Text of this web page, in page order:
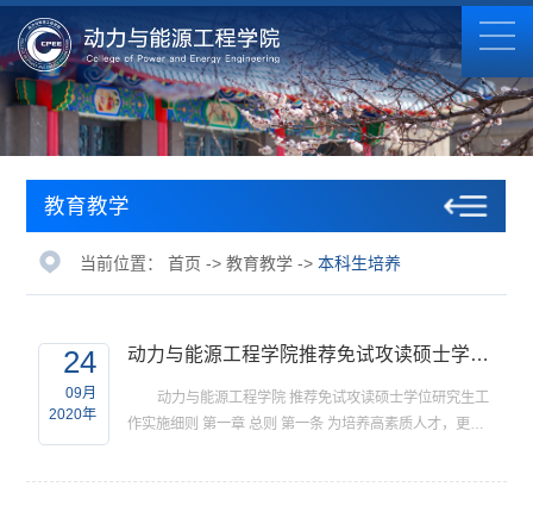
教育教学
当前位置：首页 ->教育教学 ->本科生培养
24
09月
2020年
动力与能源工程学院推荐免试攻读硕士学位研究生工作实施细则
动力与能源工程学院 推荐免试攻读硕士学位研究生工
作实施细则 第一章 总则 第一条 为培养高素质人才，更好